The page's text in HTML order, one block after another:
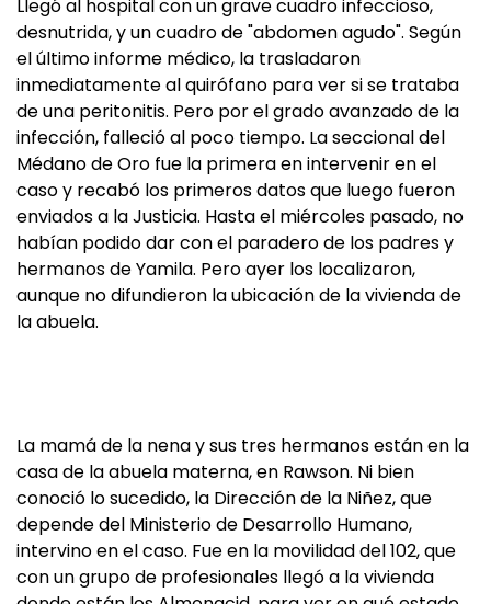
Llegó al hospital con un grave cuadro infeccioso,
desnutrida, y un cuadro de "abdomen agudo". Según
el último informe médico, la trasladaron
inmediatamente al quirófano para ver si se trataba
de una peritonitis. Pero por el grado avanzado de la
infección, falleció al poco tiempo. La seccional del
Médano de Oro fue la primera en intervenir en el
caso y recabó los primeros datos que luego fueron
enviados a la Justicia. Hasta el miércoles pasado, no
habían podido dar con el paradero de los padres y
hermanos de Yamila. Pero ayer los localizaron,
aunque no difundieron la ubicación de la vivienda de
la abuela.
La mamá de la nena y sus tres hermanos están en la
casa de la abuela materna, en Rawson. Ni bien
conoció lo sucedido, la Dirección de la Niñez, que
depende del Ministerio de Desarrollo Humano,
intervino en el caso. Fue en la movilidad del 102, que
con un grupo de profesionales llegó a la vivienda